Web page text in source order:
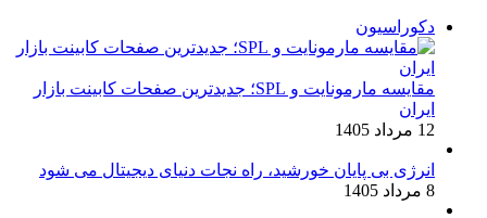
دکوراسیون
مقایسه مارمونایت و SPL؛ جدیدترین صفحات کابینت بازار
ایران
12 مرداد 1405
انرژی بی‌ پایان خورشید، راه نجات دنیای دیجیتال می شود
8 مرداد 1405